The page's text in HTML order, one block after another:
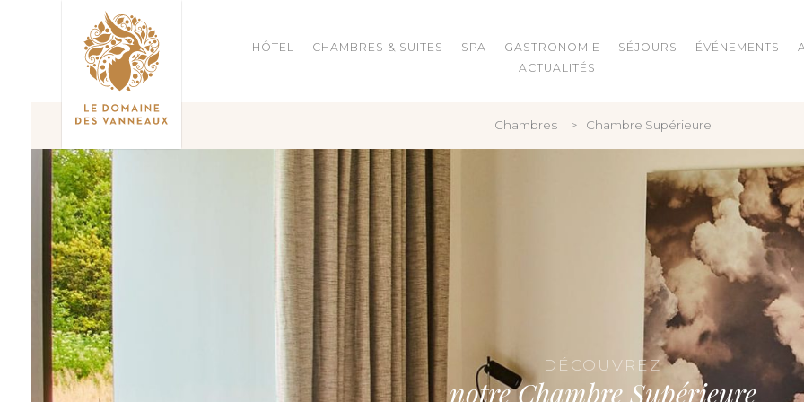
HÔTEL CHAMBRES & SUITES SPA GASTRONOMIE SÉJOURS ÉVÉNEMENTS
ACTUALITÉS
Chambres Chambre Supérieure
DÉCOUVREZ
notre Chambre Supérieure